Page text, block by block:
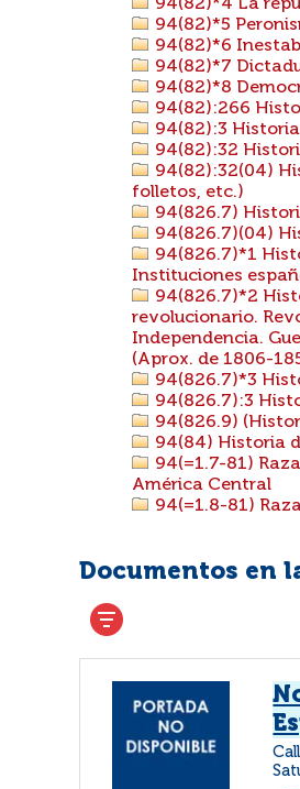
94(82)*4 La
94(82)*5
94(82)*6
94(82)*7
94(82)*8
94(82):266
94(82):3
94(82):32
94(82):32(04)
folletos, etc.)
94(826.7)
94(826.7)(04)
94(826.7)*1
Instituciones
94(826.7)*2
revolucionario.
Independencia.
(Aprox. de 1806-
94(826.7)*3
94(826.7):3
94(826.9)
94(84) Historia
94(=1.7-81)
América Central
94(=1.8-81)
Documentos en